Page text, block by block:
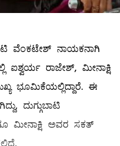
ವೆಂಕಟೇಶ್ ನಾಯಕನಾಗಿ
ಐಶ್ವರ್ಯ ರಾಜೇಶ್, ಮೀನಾಕ್ಷಿ
ಭೂಮಿಕೆಯಲ್ಲಿದ್ದಾರೆ. ಈ
ದುಗ್ಗುಬಾಟಿ
ಮೀನಾಕ್ಷಿ ಅವರ ಸಕತ್